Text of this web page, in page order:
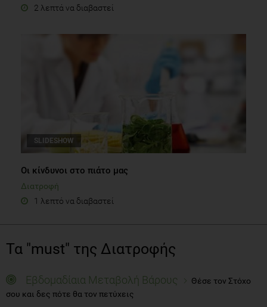
2 λεπτά να διαβαστεί
SLIDESHOW
Οι κίνδυνοι στο πιάτο μας
Διατροφή
1 λεπτό να διαβαστεί
Τα "must" της Διατροφής
Εβδομαδίαια Μεταβολή Βάρους
Θέσε τον Στόχο
σου και δες πότε θα τον πετύχεις